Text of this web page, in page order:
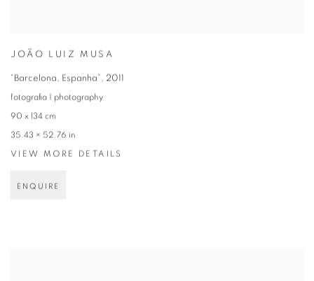
JOÃO LUIZ MUSA
“Barcelona, Espanha”, 2011
fotografia | photography
90 x 134 cm
35.43 × 52.76 in
VIEW MORE DETAILS
ENQUIRE